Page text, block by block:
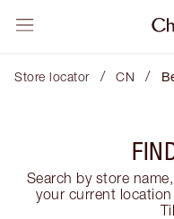
Store locator / CN /
Search by store
your current